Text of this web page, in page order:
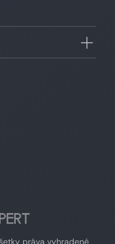
práva vyhradené